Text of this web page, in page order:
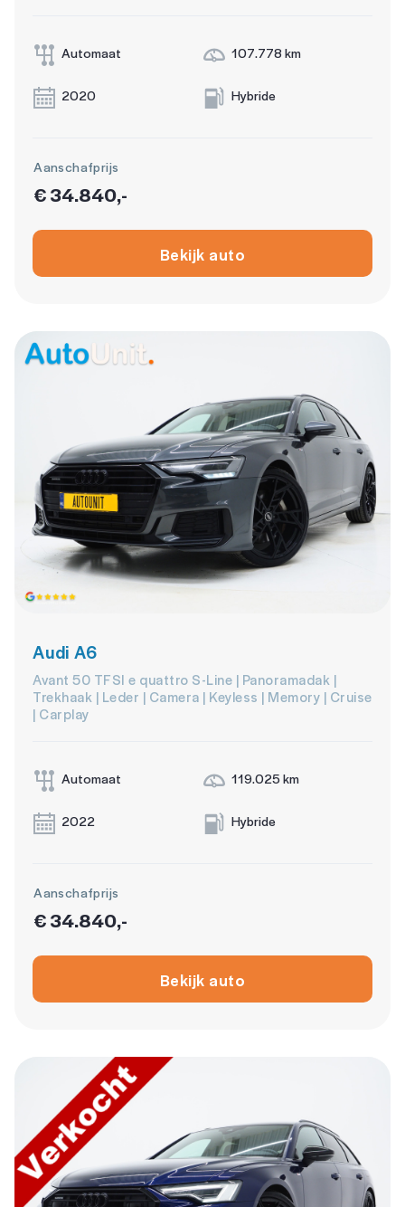
Automaat 107.778 km
2020 Hybride
Aanschafprijs
€ 34.840,-
Bekijk auto
Audi A6
Avant 50 TFSI e quattro S-Line | Panoramadak |
Trekhaak | Leder | Camera | Keyless | Memory | Cruise
| Carplay
Automaat 119.025 km
2022 Hybride
Aanschafprijs
€ 34.840,-
Bekijk auto